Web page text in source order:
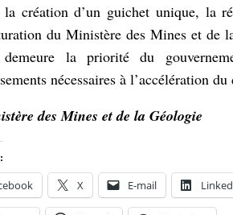
création d’un guichet unique, la
du Ministère des Mines et de
demeure la priorité du
nécessaires à l’accélération
des Mines et de la Géologie
X E-mail